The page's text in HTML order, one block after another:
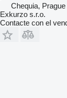
Chequia, Prague
Exkurzo s.r.o.
Contacte con el